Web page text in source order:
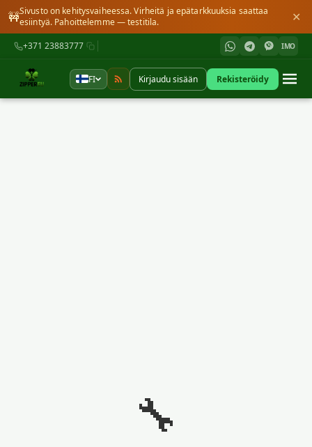
🚧Sivusto on kehitysvaiheessa. Virheitä ja epätarkkuuksia saattaa
esiintyä. Pahoittelemme — testitila.
✕
+371 23883777 IMO
FI Kirjaudu sisään Rekisteröidy
🔧